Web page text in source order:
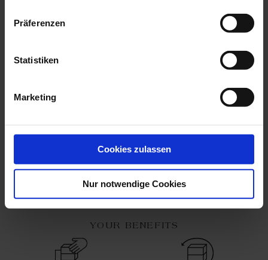
Präferenzen
Statistiken
Marketing
Cookies zulassen
Nur notwendige Cookies
White, H ...
$30.00
Waves Relief, Wh...
Available
$103.00
YOUR BENEFITS